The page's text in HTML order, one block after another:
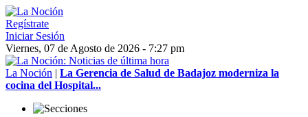
Regístrate
Iniciar Sesión
Viernes, 07 de Agosto de 2026 - 7:27 pm
La Noción | La Gerencia de Salud de Badajoz moderniza la
cocina del Hospital...